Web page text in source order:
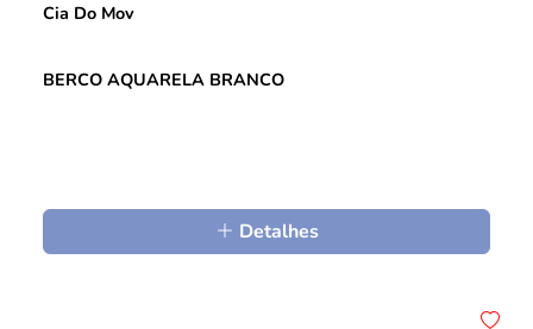
Cia Do Mov
BERCO AQUARELA BRANCO
Detalhes